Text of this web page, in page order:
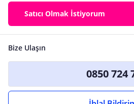
Satıcı Olmak İstiyorum
Bize Ulaşın
0850 724